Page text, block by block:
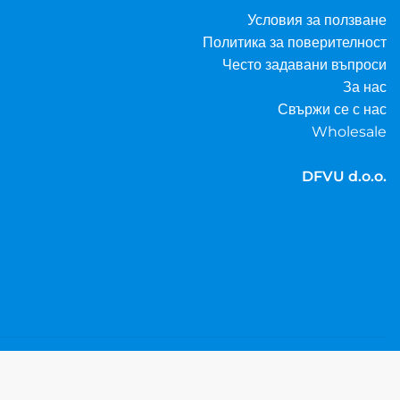
Условия за ползване
Политика за поверителност
Често задавани въпроси
За нас
Свържи се с нас
Wholesale
DFVU d.o.o.